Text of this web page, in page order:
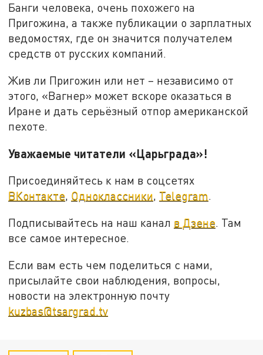
Банги человека, очень похожего на
Пригожина, а также публикации о зарплатных
ведомостях, где он значится получателем
средств от русских компаний.
Жив ли Пригожин или нет – независимо от
этого, «Вагнер» может вскоре оказаться в
Иране и дать серьёзный отпор американской
пехоте.
Уважаемые читатели «Царьграда»!
Присоединяйтесь к нам в соцсетях
ВКонтакте, Одноклассники, Telegram.
Подписывайтесь на наш канал в Дзене. Там
все самое интересное.
Если вам есть чем поделиться с нами,
присылайте свои наблюдения, вопросы,
новости на электронную почту
kuzbas@tsargrad.tv